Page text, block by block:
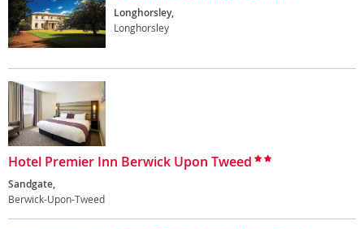
Longhorsley,
Longhorsley
Hotel Premier Inn Berwick Upon Tweed
Sandgate,
Berwick-Upon-Tweed